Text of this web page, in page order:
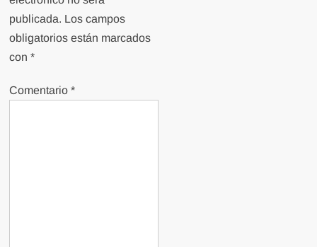
publicada. Los campos
obligatorios están marcados
con*
Comentario*